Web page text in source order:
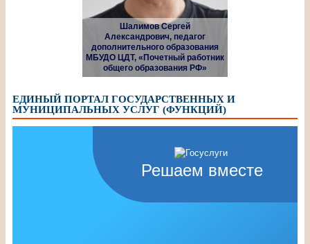
Шалимов Сергей
Александрович, педагог
дополнительного образования
МБУДО ЦДТ, «Почетный работник
общего образования РФ»
ЕДИНЫЙ ПОРТАЛ ГОСУДАРСТВЕННЫХ И
МУНИЦИПАЛЬНЫХ УСЛУГ (ФУНКЦИЙ)
Решаем вместе